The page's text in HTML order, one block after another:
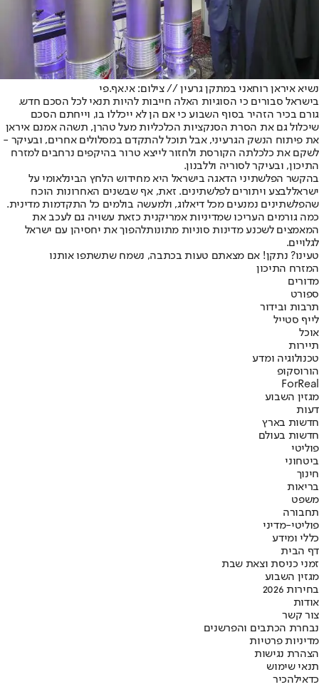
נשיא איראן רוחאני במתקן גרעין // צילום: אי.אף.פי
בישראל סבורים כי הסוגיות האלה חייבות להיות תנאי לכל הסכם חדש.
גורם בכיר הזהיר בסוף השבוע כי אם הן לא ייכללו בו, וייחתם הסכם
שיכלול גם את הסרת הסנקציות הכלכליות מעל טהרן, תשהה אמנם איראן
את פיתוח הנשק הגרעיני, אבל תוכל להתקדם במסלולים אחרים, ובעיקר -
לשקם את כלכלתה הקורסת ולחזור לייצא טרור בהיקפים נרחבים למזרח
התיכון, ובעיקר לסוריה וללבנון.
בהקשר הפלשתיני הדאגה בישראל היא מחידוש הלחץ הבינלאומי על
ישראללבצע ויתורים לפלשתינים. זאת, אף שבשנים האחרונות הוכח
שהפלשתינים נמנעים מכל דיאלוג, ולמעשה בולמים כל התקדמות מדינית.
כמה גורמים העריכו שמדיניות אמריקנית כזאת עשויה גם לעכב את
המאמצים לשכנע מדינות סוניות מתונותלהפוך את יחסיהן עם ישראל
לגלויים.
טעינו? נתקן! אם מצאתם טעות בכתבה, נשמח שתשתפו אותנו
המזרח התיכון
מדורים
ספורט
תרבות ובידור
לייף סטייל
אוכל
תיירות
טכנולוגיה ומדע
הורוסקופ
ForReal
מגזין השבוע
דעות
חדשות בארץ
חדשות בעולם
פוליטי
ביטחוני
חינוך
בריאות
משפט
תחבורה
פוליטי-מדיני
כללי ומידע
דף הבית
זמני כניסת וצאת שבת
מגזין השבוע
בחירות 2026
אודות
צור קשר
נבחרת הכתבים והפרשנים
מדיניות פרטיות
הצהרת נגישות
תנאי שימוש
כדאילהכיר